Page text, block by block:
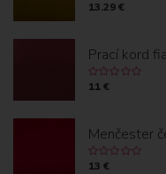
13.29 €
Prací kord
11 €
Menčester
13 €